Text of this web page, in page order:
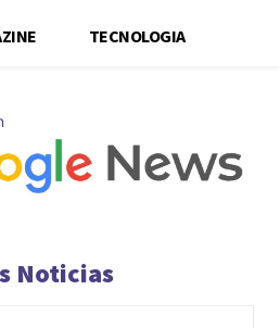
TECNOLOGIA
Noticias